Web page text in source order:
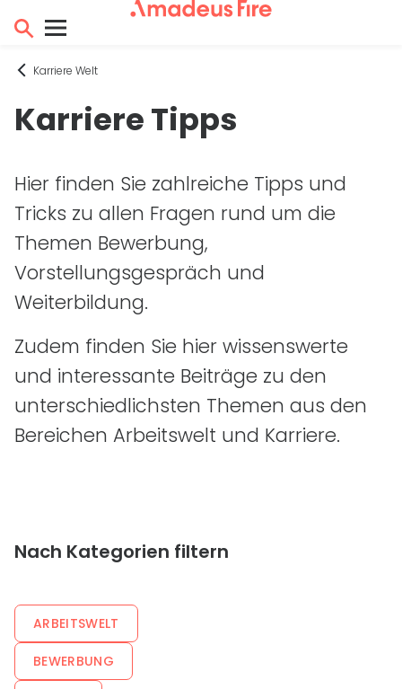
Karriere Welt
Karriere Tipps
Hier finden Sie zahlreiche Tipps und
Tricks zu allen Fragen rund um die
Themen Bewerbung,
Vorstellungsgespräch und
Weiterbildung.
Zudem finden Sie hier wissenswerte
und interessante Beiträge zu den
unterschiedlichsten Themen aus den
Bereichen Arbeitswelt und Karriere.
Nach Kategorien filtern
ARBEITSWELT
BEWERBUNG